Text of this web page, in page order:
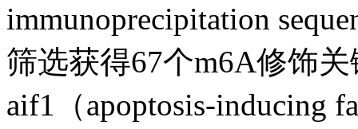
immunoprecipitation
筛选获得67个m6A修饰
aif1（apoptosis-inducing